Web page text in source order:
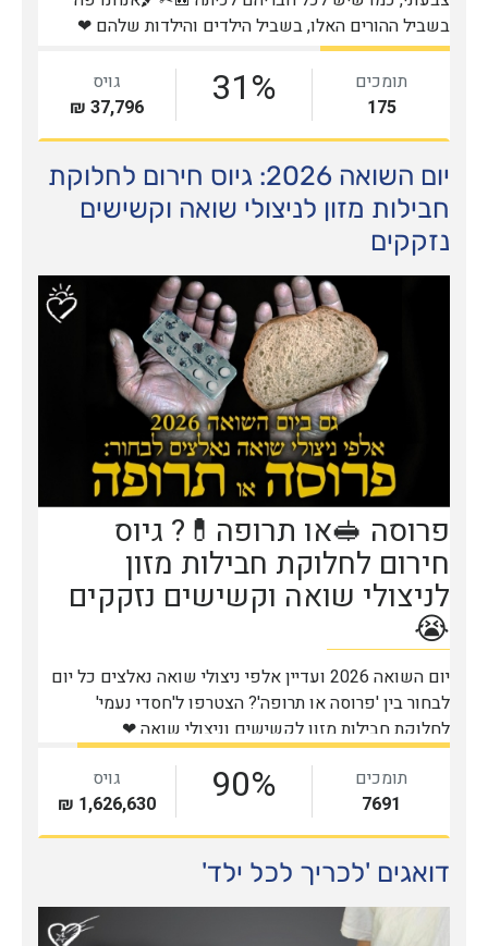
יום השואה 2026: גיוס חירום לחלוקת
חבילות מזון לניצולי שואה וקשישים
נזקקים
דואגים 'לכריך לכל ילד'